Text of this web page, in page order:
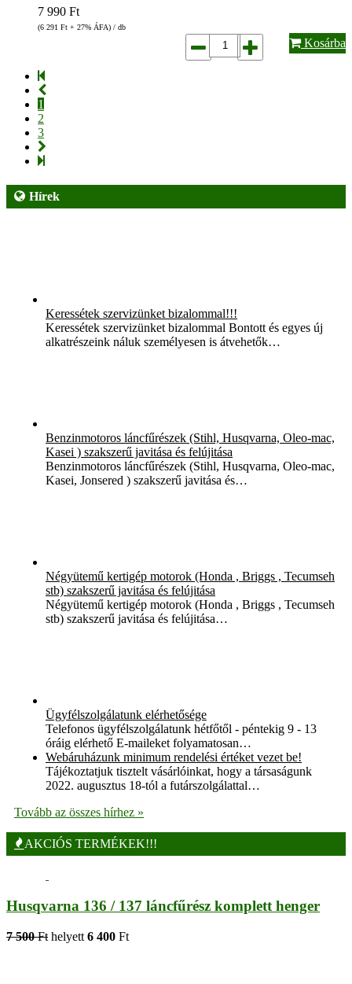
7 990 Ft
(6 291 Ft + 27% ÁFA) / db
Kosárba
1
2
3
Hírek
Keressétek szervizünket bizalommal!!!
Keressétek szervizünket bizalommal Bontott és egyes új
alkatrészeink náluk személyesen is átvehetők…
Benzinmotoros láncfűrészek (Stihl, Husqvarna, Oleo-mac,
Kasei ) szakszerű javitása és felújitása
Benzinmotoros láncfűrészek (Stihl, Husqvarna, Oleo-mac,
Kasei, Jonsered ) szakszerű javitása és…
Négyütemű kertigép motorok (Honda , Briggs , Tecumseh
stb) szakszerű javitása és felújitása
Négyütemű kertigép motorok (Honda , Briggs , Tecumseh
stb) szakszerű javitása és felújitása…
Ügyfélszolgálatunk elérhetősége
Telefonos ügyfélszolgálatunk hétfőtől - péntekig 9 - 13
óráig elérhető E-maileket folyamatosan…
Webáruházunk minimum rendelési értéket vezet be!
Tájékoztatjuk tisztelt vásárlóinkat, hogy a társaságunk
2022. augusztus 18-tól a futárszolgálattal…
Tovább az összes hírhez »
AKCIÓS TERMÉKEK!!!
Husqvarna 136 / 137 láncfűrész komplett henger
7 500 Ft helyett 6 400 Ft